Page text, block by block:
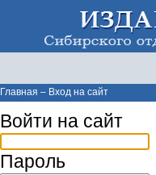
Главная – Вход на сайт
Войти на сайт
Пароль